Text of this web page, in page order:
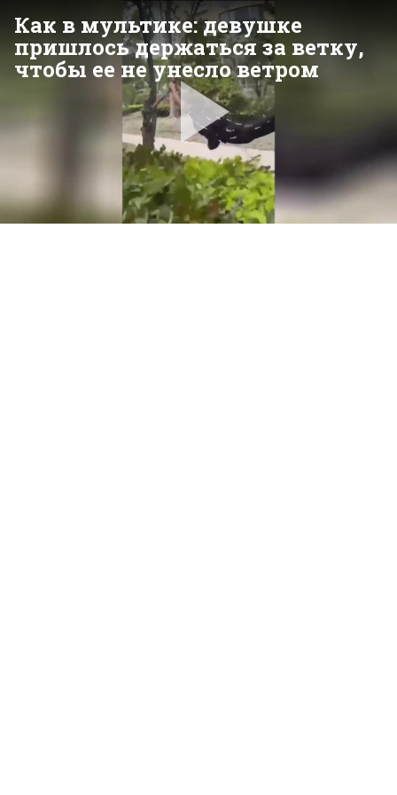
Как в мультике: девушке
пришлось держаться за ветку,
чтобы ее не унесло ветром